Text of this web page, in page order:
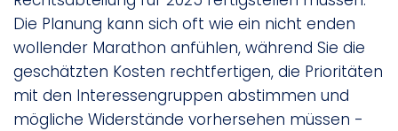
Die Planung kann sich oft wie ein nicht enden
wollender Marathon anfühlen, während Sie die
geschätzten Kosten rechtfertigen, die Prioritäten
mit den Interessengruppen abstimmen und
mögliche Widerstände vorhersehen müssen -